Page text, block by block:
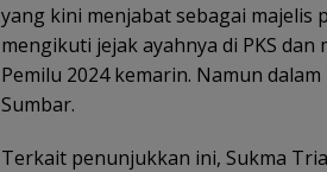
yang kini menjabat sebagai majelis
mengikuti jejak ayahnya di PKS dan
Pemilu 2024 kemarin. Namun
Sumbar.
Terkait penunjukkan ini, Sukma